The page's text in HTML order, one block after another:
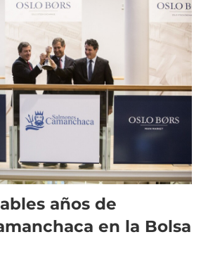
años de
en la Bolsa